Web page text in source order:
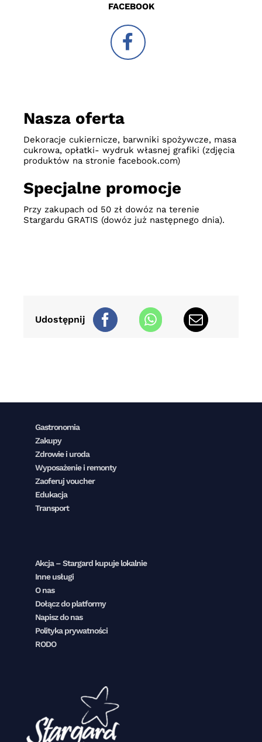
FACEBOOK
Nasza oferta
Dekoracje cukiernicze, barwniki spożywcze, masa
cukrowa, opłatki- wydruk własnej grafiki (zdjęcia
produktów na stronie facebook.com)
Specjalne promocje
Przy zakupach od 50 zł dowóz na terenie
Stargardu GRATIS (dowóz już następnego dnia).
Udostępnij
Gastronomia
Zakupy
Zdrowie i uroda
Wyposażenie i remonty
Zaoferuj voucher
Edukacja
Transport
Akcja – Stargard kupuje lokalnie
Inne usługi
O nas
Dołącz do platformy
Napisz do nas
Polityka prywatności
RODO